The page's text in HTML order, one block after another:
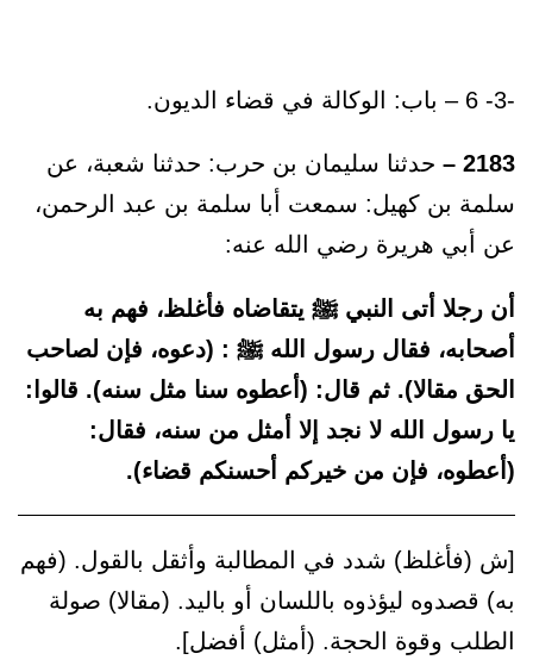
-3- 6 – باب: الوكالة في قضاء الديون.
2183 –
حدثنا سليمان بن حرب: حدثنا شعبة، عن
سلمة بن كهيل: سمعت أبا سلمة بن عبد الرحمن،
عن أبي هريرة رضي الله عنه:
أن رجلا أتى النبي ﷺ يتقاضاه فأغلظ، فهم به
أصحابه، فقال رسول الله ﷺ : (دعوه، فإن لصاحب
الحق مقالا). ثم قال: (أعطوه سنا مثل سنه). قالوا:
يا رسول الله لا نجد إلا أمثل من سنه، فقال:
(أعطوه، فإن من خيركم أحسنكم قضاء).
[ش (فأغلظ) شدد في المطالبة وأثقل بالقول. (فهم
به) قصدوه ليؤذوه باللسان أو باليد. (مقالا) صولة
الطلب وقوة الحجة. (أمثل) أفضل].